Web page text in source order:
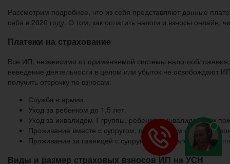
Рассмотрим подробнее, что из себя представляют данные
себя в 2020 году. О том, как оплатить налоги и взносы онлайн,
Платежи на страхование
Все ИП, независимо от применяемой системы
неведение деятельности в целом или убыток не освобождают
получить отсрочку по взносам:
Служба в армии.
Уход за ребенком до 1,5 лет.
Уход за инвалидом 1 группы, ребенком-инвалидом или
Проживание вместе с супругом, проходящим службу по
Проживание за границей с супругом, направленным в
Виды и размер страховых взносов ИП на УСН